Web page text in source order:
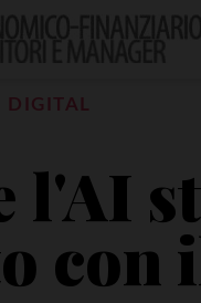
DIGITAL
l'AI
con